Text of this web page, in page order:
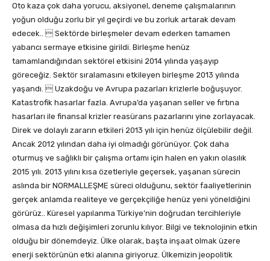
Oto kaza çok daha yorucu, aksiyonel, deneme çalışmalarının
yoğun olduğu zorlu bir yıl geçirdi ve bu zorluk artarak devam
edecek..  Sektörde birleşmeler devam ederken tamamen
yabancı sermaye etkisine girildi. Birleşme henüz
tamamlandığından sektörel etkisini 2014 yılında yaşayıp
göreceğiz. Sektör sıralamasını etkileyen birleşme 2013 yılında
yaşandı.  Uzakdoğu ve Avrupa pazarları krizlerle boğuşuyor.
Katastrofik hasarlar fazla. Avrupa’da yaşanan seller ve fırtına
hasarları ile finansal krizler reasürans pazarlarını yine zorlayacak.
Direk ve dolaylı zararın etkileri 2013 yılı için henüz ölçülebilir değil.
Ancak 2012 yılından daha iyi olmadığı görünüyor. Çok daha
oturmuş ve sağlıklı bir çalışma ortamı için halen en yakın olasılık
2015 yılı. 2013 yılını kısa özetleriyle geçersek, yaşanan sürecin
aslında bir NORMALLEŞME süreci olduğunu, sektör faaliyetlerinin
gerçek anlamda realiteye ve gerçekçiliğe henüz yeni yöneldiğini
görürüz.. Küresel yapılanma Türkiye’nin doğrudan tercihleriyle
olmasa da hızlı değişimleri zorunlu kılıyor. Bilgi ve teknolojinin etkin
olduğu bir dönemdeyiz. Ülke olarak, başta inşaat olmak üzere
enerji sektörünün etki alanına giriyoruz. Ülkemizin jeopolitik